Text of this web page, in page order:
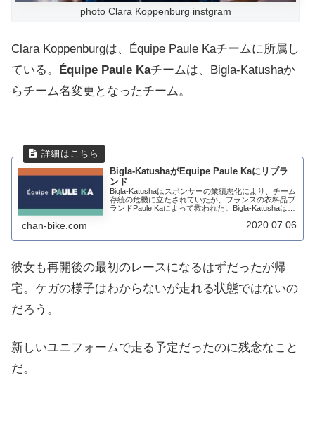
photo Clara Koppenburg instgram
Clara Koppenburgは、Équipe Paule Kaチームに所属し
ている。
Équipe Paule Kaチームは、Bigla-Katushaか
らチーム名変更となったチーム。
Bigla-KatushaがÉquipe Paule Kaにリブラ
ンド
Bigla-Katushaはスポンサーの業績悪化により、チーム
存続の危機に立たされていたが、フランスの衣料品ブ
ランドPaule Kaによって救われた。Bigla-Katushaは、
chan-bike.com 2020.07.06
彼女も再開後の最初のレースになるはずだったが帰
宅。ケガの様子はわからないが走れる状態ではないの
だろう。
新しいユニフォームで走る予定だったのに残念なこと
だ。